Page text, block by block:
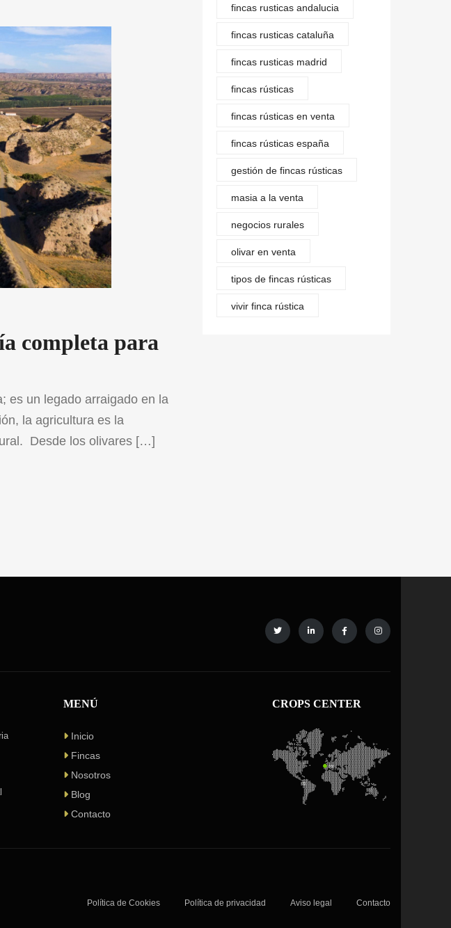
completa para
es un legado arraigado en la
la agricultura es la
Desde los olivares […]
fincas rusticas andalucia
fincas rusticas cataluña
fincas rusticas madrid
fincas rústicas
fincas rústicas en venta
fincas rústicas españa
gestión de fincas rústicas
masia a la venta
negocios rurales
olivar en venta
tipos de fincas rústicas
vivir finca rústica
MENÚ
Inicio
Fincas
Nosotros
Blog
Contacto
CROPS CENTER
Política de Cookies Política de privacidad Aviso legal Contacto